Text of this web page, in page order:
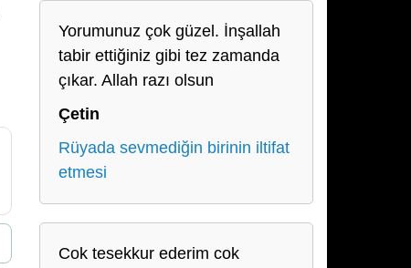
Yorumunuz çok güzel. İnşallah
tabir ettiğiniz gibi tez zamanda
çıkar. Allah razı olsun
Çetin
Rüyada sevmediğin birinin iltifat
etmesi
Cok tesekkur ederim cok